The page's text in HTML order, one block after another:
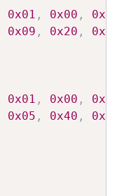
0x01 , 0x00 ,
0x09 , 0x20 ,
0x01 , 0x00 ,
0x05 , 0x40 ,